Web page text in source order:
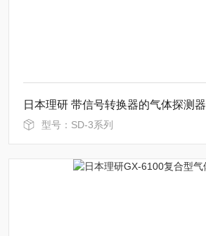
日本理研 带信号转换器的气体探测器
型号：SD-3系列